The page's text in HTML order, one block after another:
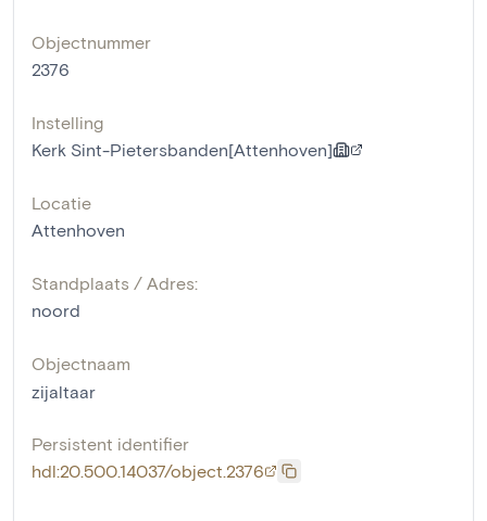
Objectnummer
2376
Instelling
Kerk Sint-Pietersbanden[Attenhoven]
Locatie
Attenhoven
Standplaats / Adres:
noord
Objectnaam
zijaltaar
Persistent identifier
hdl:20.500.14037/object.2376